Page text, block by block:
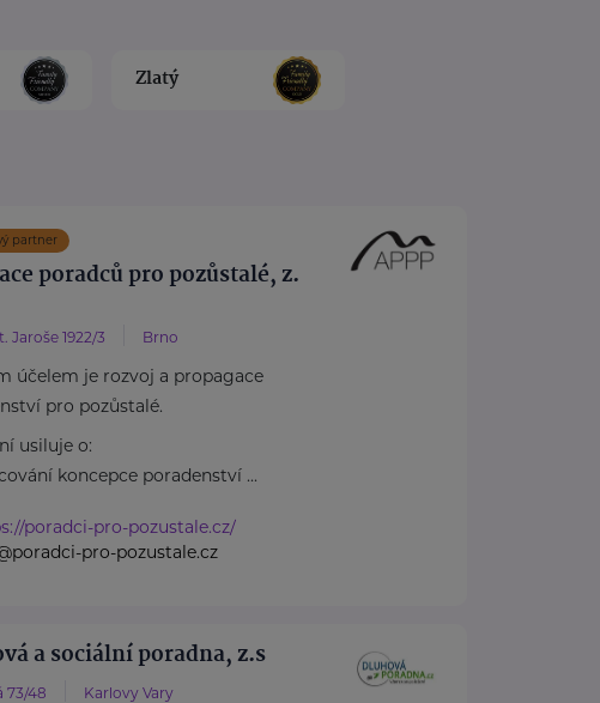
Zlatý
partner
poradců pro pozůstalé, z.
Jaroše 1922/3 Brno
účelem je rozvoj a propagace
pro pozůstalé.
usiluje o:
koncepce poradenství ...
poradci-pro-pozustale.cz/
pro-pozustale.cz
a sociální poradna, z.s
73/48 Karlovy Vary